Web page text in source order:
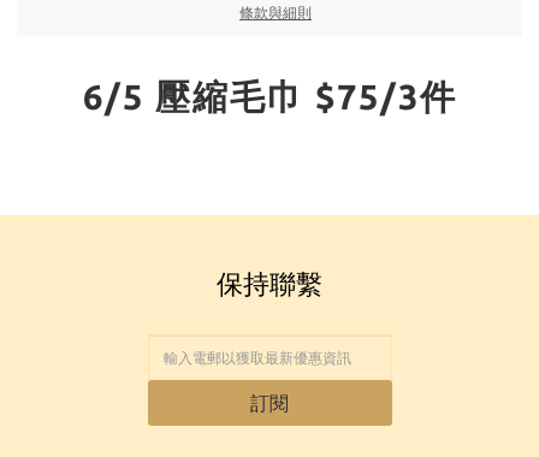
條款與細則
6/5 壓縮毛巾 $75/3件
保持聯繫
訂閱